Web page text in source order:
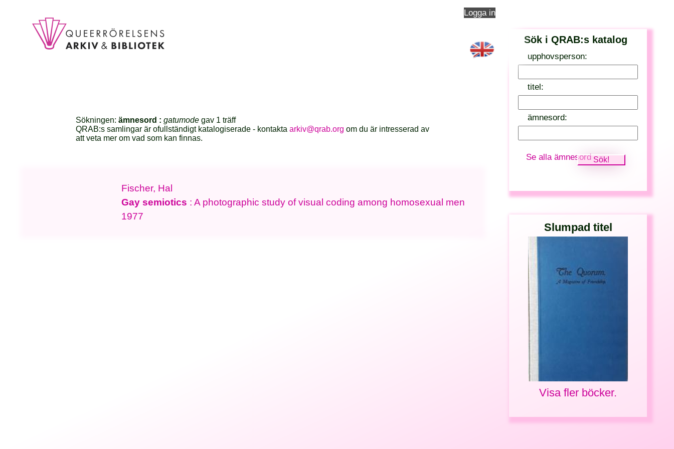
Logga in
Sök i QRAB:s katalog
upphovsperson:
titel:
ämnesord:
Se alla ämnesord
Slumpad titel
Visa fler böcker.
Sökningen:ämnesord :gatumode gav 1 träff
QRAB:s samlingar är ofullständigt katalogiserade - kontaktaarkiv@qrab.org om du är intresserad av
att veta mer om vad som kan finnas.
Fischer, Hal
Gay semiotics : A photographic study of visual coding among homosexual men
1977